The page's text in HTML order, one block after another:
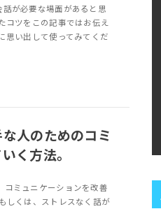
が必要な場面があると思
コツをこの記事ではお伝え
思い出して使ってみてくだ
人のためのコミ
く方法。
コミュニケーションを改善
しくは、ストレスなく話が